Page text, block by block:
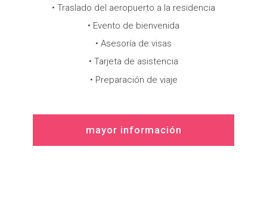
• Traslado del aeropuerto a la residencia
• Evento de bienvenida
• Asesoría de visas
• Tarjeta de asistencia
• Preparación de viaje
mayor información